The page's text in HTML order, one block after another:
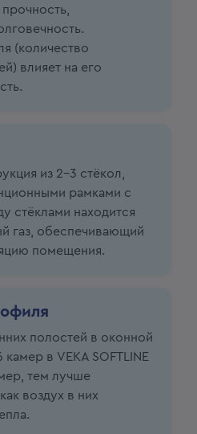
(количество
влияет на его
из 2–3 стёкол,
рамками с
стёклами находится
газ, обеспечивающий
помещения.
полостей в оконной
в VEKA SOFTLINE
тем лучше
воздух в них